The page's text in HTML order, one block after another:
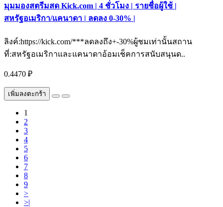
มุมมองสตรีมสด Kick.com | 4 ชั่วโมง | รายชื่อผู้ใช้ |
สหรัฐอเมริกา/แคนาดา | ลดลง 0-30% |
ลิงค์:https://kick.com/***ลดลงถึง+-30%ผู้ชมเท่านั้นสถาน
ที่:สหรัฐอเมริกาและแคนาดาอ้อมเช็คการสนับสนุนด..
0.4470 ₽
เพิ่มลงตะกร้า
1
2
3
4
5
6
7
8
9
>
>|